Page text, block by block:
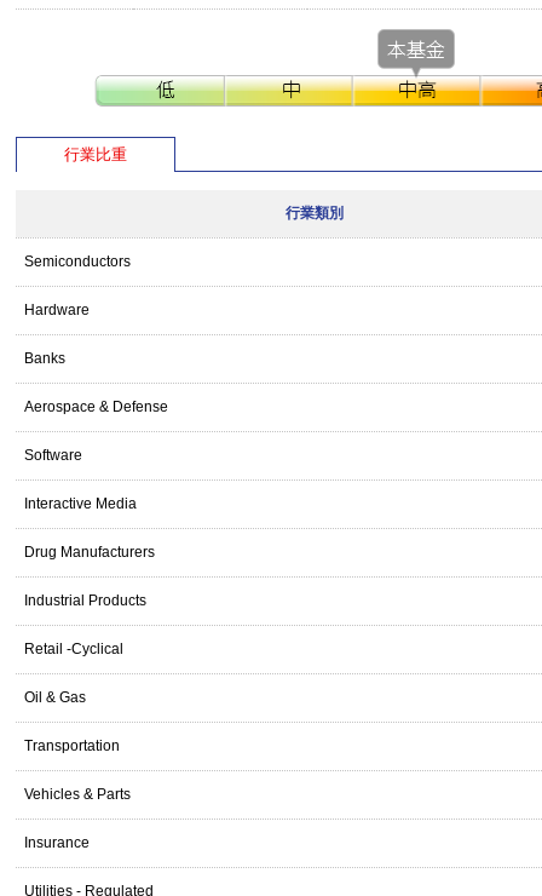
行業比重
行業類別
Semiconductors
Hardware
Banks
Aerospace & Defense
Software
Interactive Media
Drug Manufacturers
Industrial Products
Retail -Cyclical
Oil & Gas
Transportation
Vehicles & Parts
Insurance
Utilities - Regulated